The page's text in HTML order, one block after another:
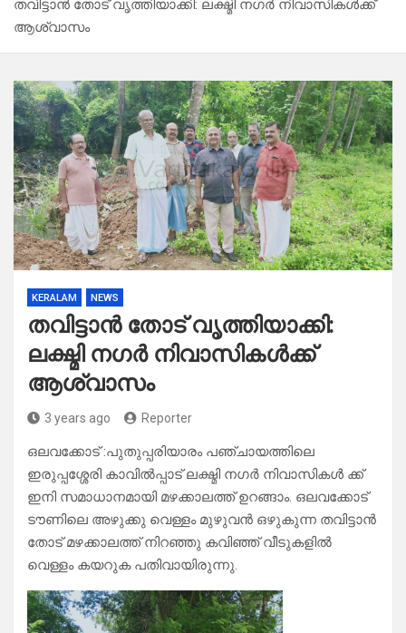
തവിട്ടാൻ തോട് വൃത്തിയാക്കി: ലക്ഷ്മി നഗർ നിവാസികൾക്ക്
ആശ്വാസം
KERALAM NEWS
തവിട്ടാൻ തോട് വൃത്തിയാക്കി:
ലക്ഷ്മി നഗർ നിവാസികൾക്ക്
ആശ്വാസം
3 years ago Reporter
ഒലവക്കോട് :പുതുപ്പരിയാരം പഞ്ചായത്തിലെ
ഇരുപ്പശ്ശേരി കാവിൽപ്പാട് ലക്ഷ്മി നഗർ നിവാസികൾ ക്ക്
ഇനി സമാധാനമായി മഴക്കാലത്ത് ഉറങ്ങാം. ഒലവക്കോട്
ടൗണിലെ അഴുക്കു വെള്ളം മുഴുവൻ ഒഴുകുന്ന തവിട്ടാൻ
തോട് മഴക്കാലത്ത് നിറഞ്ഞു കവിഞ്ഞ് വീടുകളിൽ
വെള്ളം കയറുക പതിവായിരുന്നു.